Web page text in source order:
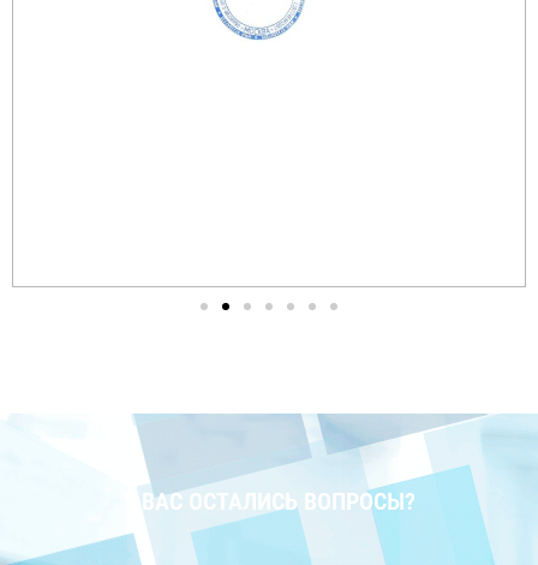
У ВАС ОСТАЛИСЬ ВОПРОСЫ?